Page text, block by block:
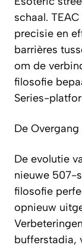
schaal.
precisie en
barrières
om de
filosofie
Series-
De
De evolutie
nieuwe 507-
filosofie
opnieuw
bufferstadia,